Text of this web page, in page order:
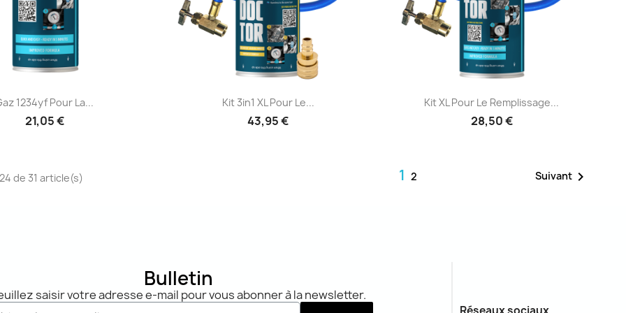
Aperçu rapide
1234yf Pour La...
21,05 €
Aperçu rapide
Kit 3in1 XL Pour Le...
43,95 €
Aperçu rapide
Kit XL Pour Le Remplissage...
28,50 €
de 31 article(s) 12 Suivant
Bulletin
saisir votre adresse e-mail pour vous abonner à la newsletter.